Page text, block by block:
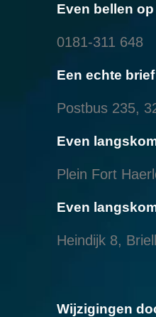
Even bellen
0181-311 648
Een echte brief
Postbus 235,
Even
Plein Fort
Even
Heindijk 8,
Wijzigingen